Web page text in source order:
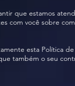
que estamos
com você sobre
esta Política de
também o seu